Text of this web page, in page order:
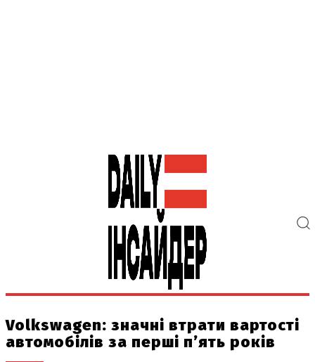
Volkswagen: значні втрати вартості
автомобілів за перші п’ять років